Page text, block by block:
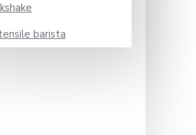
barista